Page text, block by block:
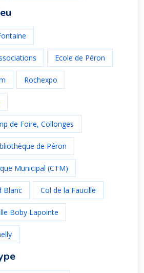
Ecole de Péron
Rochexpo
de Foire, Collonges
de Péron
Municipal (CTM)
Blanc Col de la Faucille
Boby Lapointe